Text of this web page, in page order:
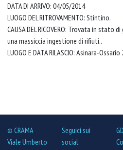
DATA DI ARRIVO: 04/05/2014
LUOGO DEL RITROVAMENTO: Stintino.
CAUSA DEL RICOVERO: Trovata in stato
una massiccia ingestione di rifiuti..
LUOGO E DATA RILASCIO: Asinara-
© CRAMA
Viale Umberto
Seguici sui
social: